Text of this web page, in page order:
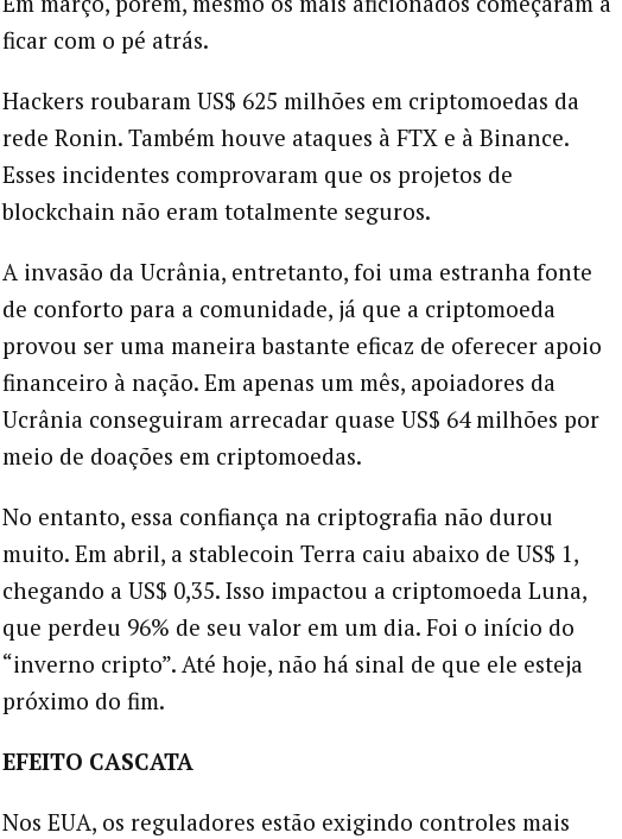
ficar com o pé atrás.
Hackers roubaram US$ 625 milhões em criptomoedas da
rede Ronin. Também houve ataques à FTX e à Binance.
Esses incidentes comprovaram que os projetos de
blockchain não eram totalmente seguros.
A invasão da Ucrânia, entretanto, foi uma estranha fonte
de conforto para a comunidade, já que a criptomoeda
provou ser uma maneira bastante eficaz de oferecer apoio
financeiro à nação. Em apenas um mês, apoiadores da
Ucrânia conseguiram arrecadar quase US$ 64 milhões por
meio de doações em criptomoedas.
No entanto, essa confiança na criptografia não durou
muito. Em abril, a stablecoin Terra caiu abaixo de US$ 1,
chegando a US$ 0,35. Isso impactou a criptomoeda Luna,
que perdeu 96% de seu valor em um dia. Foi o início do
“inverno cripto”. Até hoje, não há sinal de que ele esteja
próximo do fim.
EFEITO CASCATA
Nos EUA, os reguladores estão exigindo controles mais